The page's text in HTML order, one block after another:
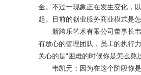
金。不过一现象正在发生变化，
起。目前的创业服务商业模式是
新跨乐艺术有限公司董事长韦
有放心的管理团队，员工的执行
关心的是“困难的时候你是怎么熬
韦凯元：因为在这个阶段你是